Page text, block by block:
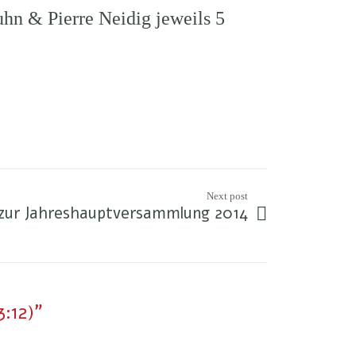
& Pierre Neidig jeweils 5
Next post
Jahreshauptversammlung 2014